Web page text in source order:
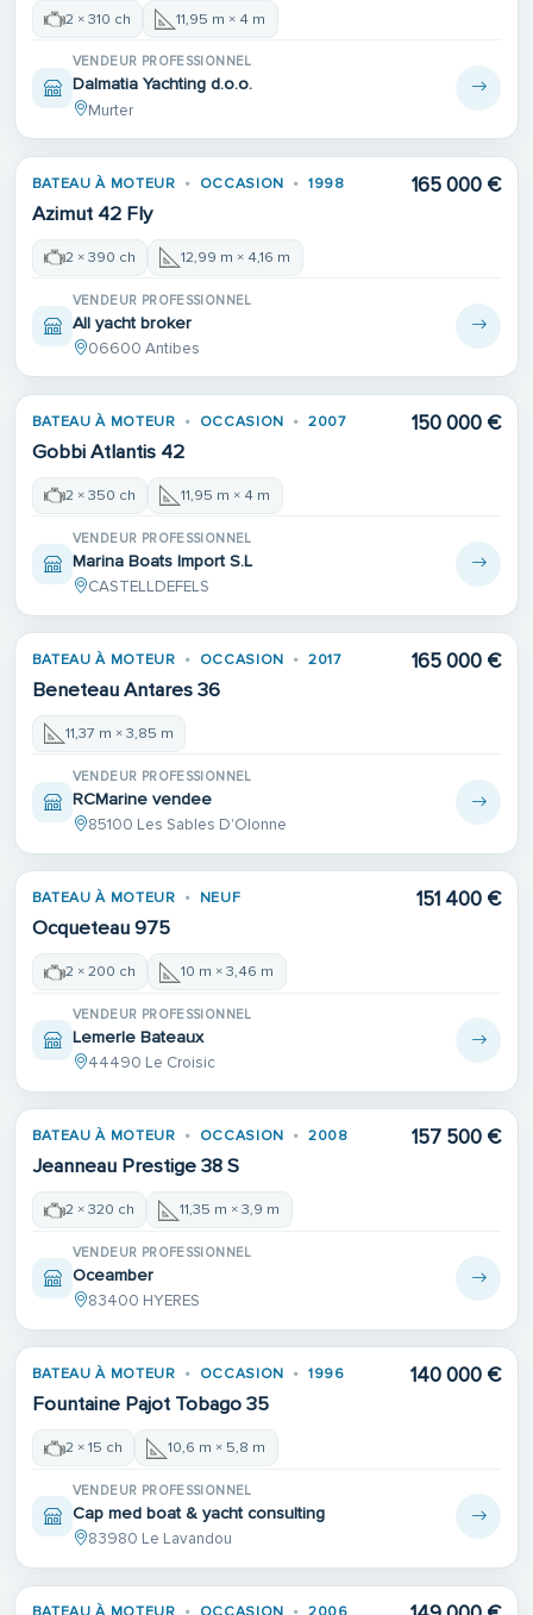
2 × 310 ch 11,95 m × 4 m
VENDEUR PROFESSIONNEL
Dalmatia Yachting d.o.o.
Murter
BATEAU À MOTEUR OCCASION 1998
Azimut 42 Fly
165 000 €
2 × 390 ch 12,99 m × 4,16 m
VENDEUR PROFESSIONNEL
All yacht broker
06600 Antibes
BATEAU À MOTEUR OCCASION 2007
Gobbi Atlantis 42
150 000 €
2 × 350 ch 11,95 m × 4 m
VENDEUR PROFESSIONNEL
Marina Boats Import S.L
CASTELLDEFELS
BATEAU À MOTEUR OCCASION 2017
Beneteau Antares 36
165 000 €
11,37 m × 3,85 m
VENDEUR PROFESSIONNEL
RCMarine vendee
85100 Les Sables D'Olonne
BATEAU À MOTEUR NEUF
Ocqueteau 975
151 400 €
2 × 200 ch 10 m × 3,46 m
VENDEUR PROFESSIONNEL
Lemerle Bateaux
44490 Le Croisic
BATEAU À MOTEUR OCCASION 2008
Jeanneau Prestige 38 S
157 500 €
2 × 320 ch 11,35 m × 3,9 m
VENDEUR PROFESSIONNEL
Oceamber
83400 HYERES
BATEAU À MOTEUR OCCASION 1996
Fountaine Pajot Tobago 35
140 000 €
2 × 15 ch 10,6 m × 5,8 m
VENDEUR PROFESSIONNEL
Cap med boat & yacht consulting
83980 Le Lavandou